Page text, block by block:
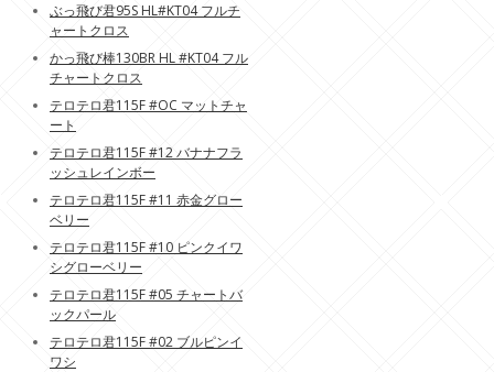
ぶっ飛び君95S HL#KT04 フルチ
ャートクロス
かっ飛び棒130BR HL #KT04 フル
チャートクロス
テロテロ君115F #OC マットチャ
ート
テロテロ君115F #12 バナナフラ
ッシュレインボー
テロテロ君115F #11 赤金グロー
ベリー
テロテロ君115F #10 ピンクイワ
シグローベリー
テロテロ君115F #05 チャートバ
ックパール
テロテロ君115F #02 ブルピンイ
ワシ